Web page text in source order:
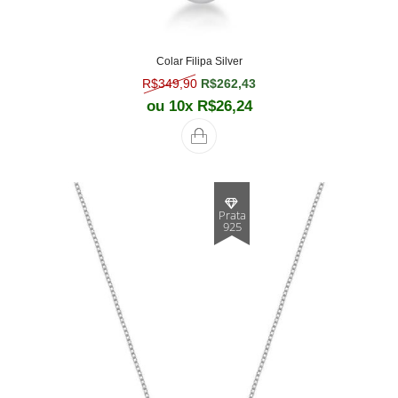
Colar Filipa Silver
R$349,90 O preço original era: R$349,90.
R$262,43
ou 10x R$26,24
Prata
925